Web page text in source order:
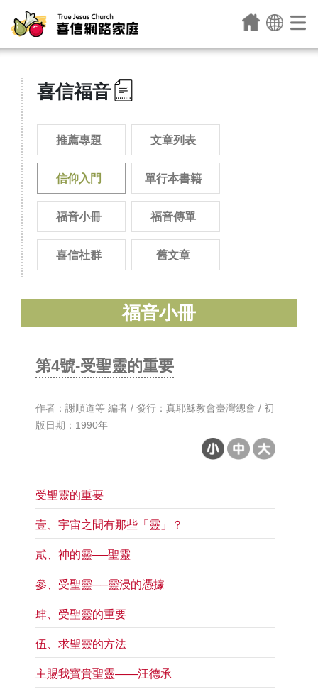
喜信福音
推薦專題 文章列表
信仰入門 單行本書籍
福音小冊 福音傳單
喜信社群 舊文章
福音小冊
第4號-受聖靈的重要
作者：謝順道等 編者 / 發行：真耶穌教會臺灣總會 / 初
版日期：1990年
​受聖靈的重要
​壹、宇宙之間有那些「靈」？
​貳、神的靈──聖靈
​參、受聖靈──靈浸的憑據
肆、受聖靈的重要
​伍、求聖靈的方法
​主賜我寶貴聖靈——汪德承